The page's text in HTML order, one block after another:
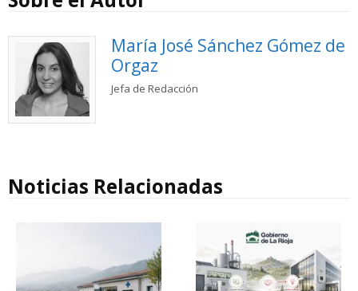
María José Sánchez Gómez de
Orgaz
Jefa de Redacción
Noticias Relacionadas